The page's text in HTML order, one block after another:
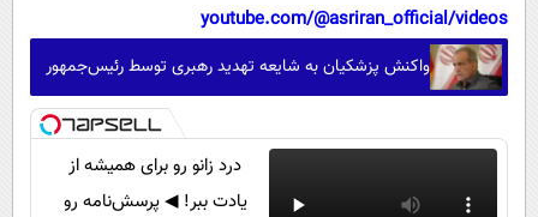
youtube.com/@asriran_official/videos
واکنش پزشکیان به شایعه تهدید رهبری توسط رئیس‌جمهور
درد زانو رو برای همیشه از
یادت ببر! ◀ پرسش‌نامه رو